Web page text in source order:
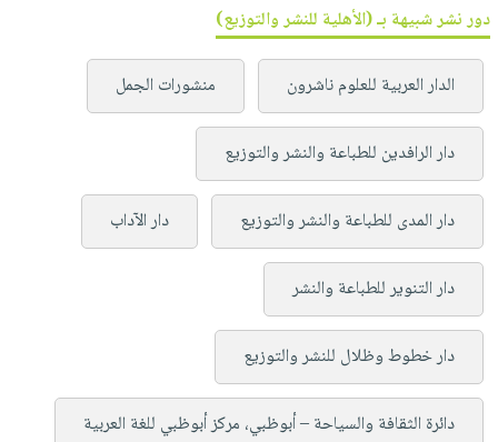
دور نشر شبيهة بـ (الأهلية للنشر والتوزيع)
الدار العربية للعلوم ناشرون منشورات الجمل
دار الرافدين للطباعة والنشر والتوزيع
دار المدى للطباعة والنشر والتوزيع دار الآداب
دار التنوير للطباعة والنشر
دار خطوط وظلال للنشر والتوزيع
دائرة الثقافة والسياحة – أبوظبي، مركز أبوظبي للغة العربية